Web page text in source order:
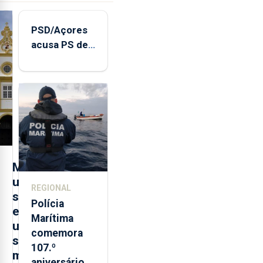
M
u
s
e
u
s
m
PSD/Açores
acusa PS de
contraditória"
sobre
evolução
turística
REGIONAL
Polícia
Marítima
comemora
107.º